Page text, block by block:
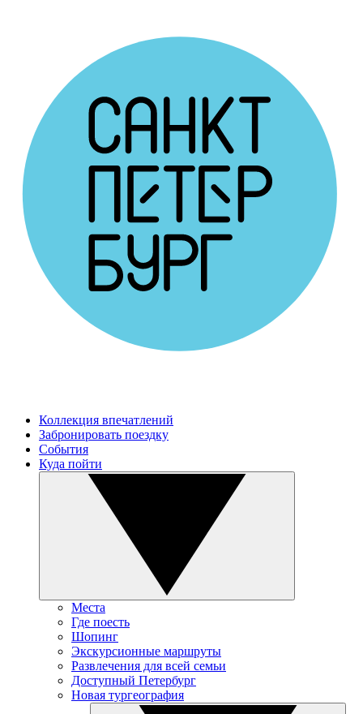
Коллекция впечатлений
Забронировать поездку
События
Куда пойти
Места
Где поесть
Шопинг
Экскурсионные маршруты
Развлечения для всей семьи
Доступный Петербург
Новая тургеография